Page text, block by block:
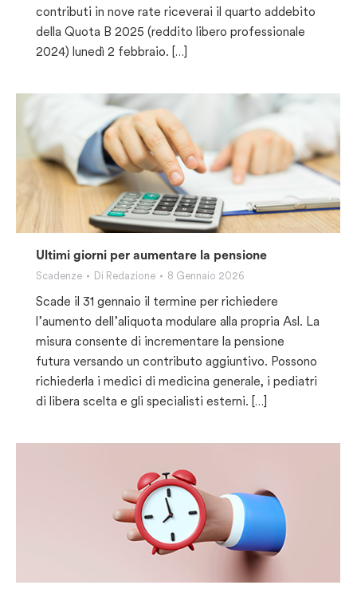
contributi in nove rate riceverai il quarto addebito
della Quota B 2025 (reddito libero professionale
2024) lunedì 2 febbraio. […]
Ultimi giorni per aumentare la pensione
Scadenze Di Redazione 8 Gennaio 2026
Scade il 31 gennaio il termine per richiedere
l’aumento dell’aliquota modulare alla propria Asl. La
misura consente di incrementare la pensione
futura versando un contributo aggiuntivo. Possono
richiederla i medici di medicina generale, i pediatri
di libera scelta e gli specialisti esterni. […]